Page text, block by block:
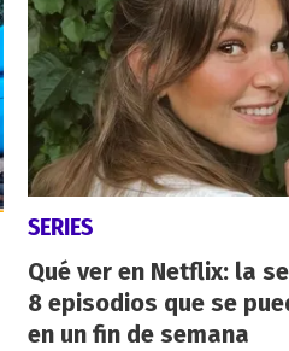
SERIES
Qué ver en Netflix: la
8 episodios que se
en un fin de semana